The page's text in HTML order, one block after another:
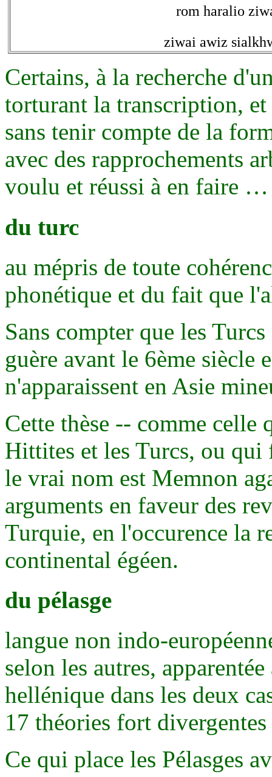
rom haralio
ziwai awiz
Certains, à la recherche
torturant la transcription, et
sans tenir compte de la
avec des rapprochements
voulu et réussi à en faire …
du turc
au mépris de toute
phonétique et du fait que
Sans compter que les
guère avant le 6ème siècle
n'apparaissent en Asie
Cette thèse -- comme celle
Hittites et les Turcs, ou
le vrai nom est Memnon
arguments en faveur des
Turquie, en l'occurence la
continental égéen.
du pélasge
langue non indo-
selon les autres,
hellénique dans les deux
17 théories fort divergentes
Ce qui place les Pélasges